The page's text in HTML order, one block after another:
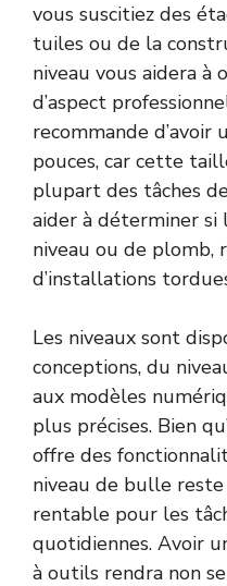
vous suscitiez des
tuiles ou de la
niveau vous aidera
d’aspect
recommande d’avoir
pouces, car cette
plupart des tâches
aider à déterminer si
niveau ou de plomb,
d’installations
Les niveaux sont
conceptions, du
aux modèles
plus précises. Bien
offre des
niveau de bulle
rentable pour les
quotidiennes. Avoir
à outils rendra non